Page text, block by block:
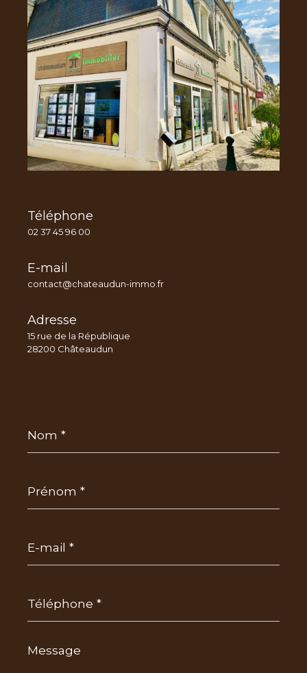
Téléphone
02 37 45 96 00
E-mail
contact@chateaudun-immo.fr
Adresse
15 rue de la République
28200 Châteaudun
mail
*
*
Message
*